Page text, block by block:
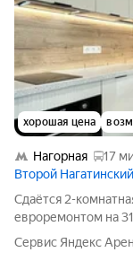
хорошая цена
Нагорная
17
Второй Нагатинский
Сдаётся 2-
евроремонтом на
Просторная кухня-
гарнитур со
Сервис Яндекс